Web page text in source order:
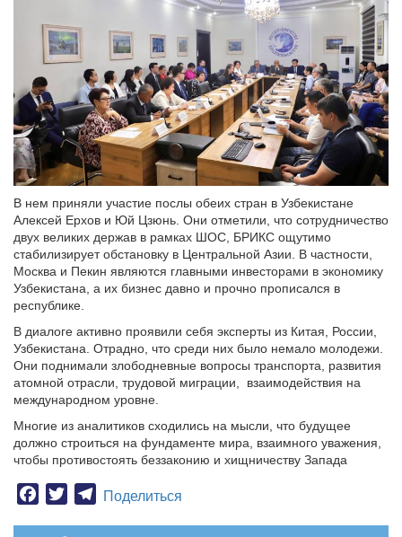
В нем приняли участие послы обеих стран в Узбекистане
Алексей Ерхов и Юй Цзюнь. Они отметили, что сотрудничество
двух великих держав в рамках ШОС, БРИКС ощутимо
стабилизирует обстановку в Центральной Азии. В частности,
Москва и Пекин являются главными инвесторами в экономику
Узбекистана, а их бизнес давно и прочно прописался в
республике.
В диалоге активно проявили себя эксперты из Китая, России,
Узбекистана. Отрадно, что среди них было немало молодежи.
Они поднимали злободневные вопросы транспорта, развития
атомной отрасли, трудовой миграции, взаимодействия на
международном уровне.
Многие из аналитиков сходились на мысли, что будущее
должно строиться на фундаменте мира, взаимного уважения,
чтобы противостоять беззаконию и хищничеству Запада
Facebook
TwitterTelegram
Поделиться